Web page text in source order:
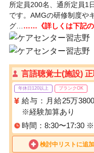
所定員200名、通所定員1
です。AMGの研修制度や
グ… ……《詳しくは下記の
言語聴覚士(施設)
年休日120以上 ブランクOK
給与：月給25万
※経験加算あり
時間：8:30〜17:30
検討中リストに追加